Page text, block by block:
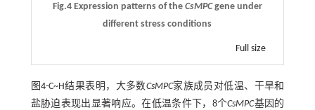
Fig.4 Expression patterns of the CsMPCgene under
different stress conditions
Full size
图4-C~H结果表明，大多数CsMPC家族成员对低温、干旱和
盐胁迫表现出显著响应。在低温条件下，8个CsMPC基因的